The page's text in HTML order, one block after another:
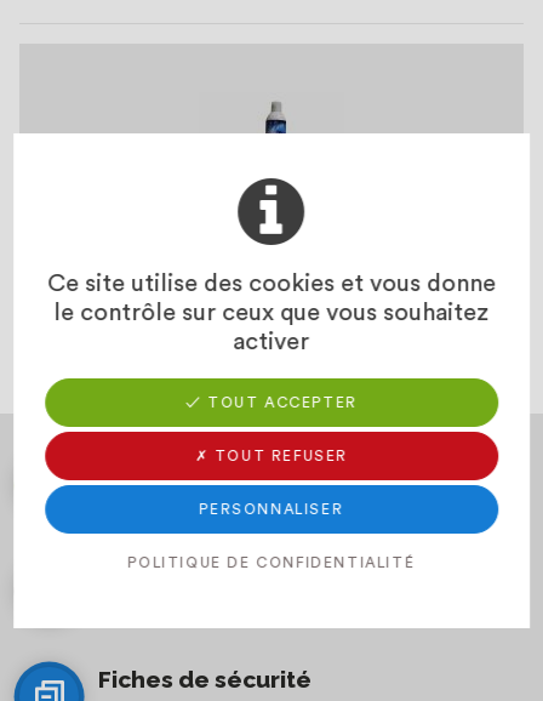
Spray antidérapant pour trafic piéton
Nos Catalogues
SAV & Assistance
Fiches de sécurité
Ce site utilise des cookies et vous donne
le contrôle sur ceux que vous souhaitez
activer
✓ TOUT ACCEPTER
✗ TOUT REFUSER
PERSONNALISER
POLITIQUE DE CONFIDENTIALITÉ